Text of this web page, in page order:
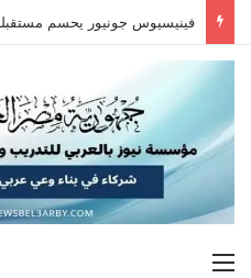
القائمة